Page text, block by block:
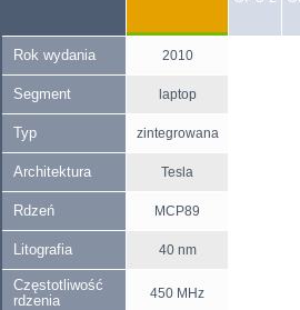
Rok wydania 2010
Segment laptop
Typ zintegrowana
Architektura Tesla
Rdzeń MCP89
Litografia 40 nm
Częstotliwość
rdzenia
450 MHz